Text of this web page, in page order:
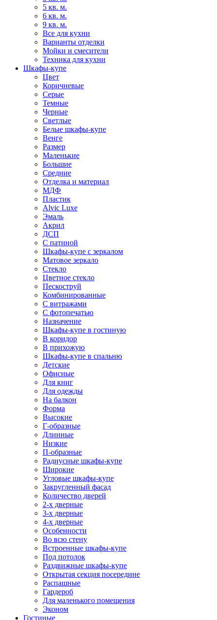
5 кв. м.
6 кв. м.
9 кв. м.
Все для кухни
Варианты отделки
Мойки и смесители
Техника для кухни
Шкафы-купе
Цвет
Коричневые
Серые
Темные
Черные
Светлые
Белые шкафы-купе
Венге
Размер
Маленькие
Большие
Средние
Отделка и материал
МДФ
Пластик
Alvic Luxe
Эмаль
Акрил
ДСП
С патиной
Шкафы-купе с зеркалом
Матовое зеркало
Стекло
Цветное стекло
Пескоструй
Комбинированные
С витражами
С фотопечатью
Назначение
Шкафы-купе в гостиную
В коридор
В прихожую
Шкафы-купе в спальню
Детские
Офисные
Для книг
Для одежды
На балкон
Форма
Высокие
Г-образные
Длинные
Низкие
П-образные
Радиусные шкафы-купе
Широкие
Угловые шкафы-купе
Закругленный фасад
Количество дверей
2-х дверные
3-х дверные
4-х дверные
Особенности
Во всю стену
Встроенные шкафы-купе
Под потолок
Раздвижные шкафы-купе
Открытая секция посередине
Распашные
Гардероб
Для маленького помещения
Эконом
Гостиные